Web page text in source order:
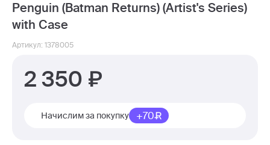
Penguin (Batman Returns) (Artist's Series)
with Case
Артикул: 1378005
2 350
Начислим за покупку +70